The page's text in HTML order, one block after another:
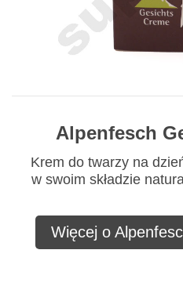
Alpenfesch
Krem do twarzy na
w swoim składzie
Więcej o